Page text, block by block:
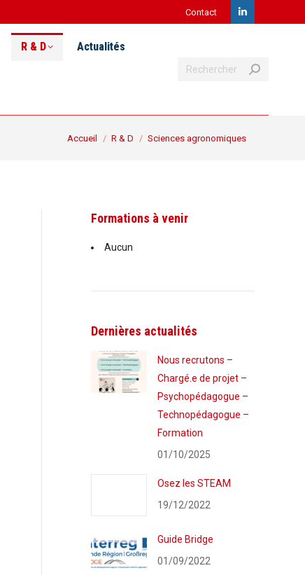
Contact
LinkedIn
opens
new
window
R & D Actualités
Recherche
Vous êtes ici :
Accueil R & D Sciences agronomiques
Formations à venir
Aucun
Dernières actualités
Nous recrutons –
Chargé.e de projet –
Psychopédagogue –
Technopédagogue –
Formation
01/10/2025
Osez les STEAM
19/12/2022
Guide Bridge
01/09/2022
Actualités Postuler